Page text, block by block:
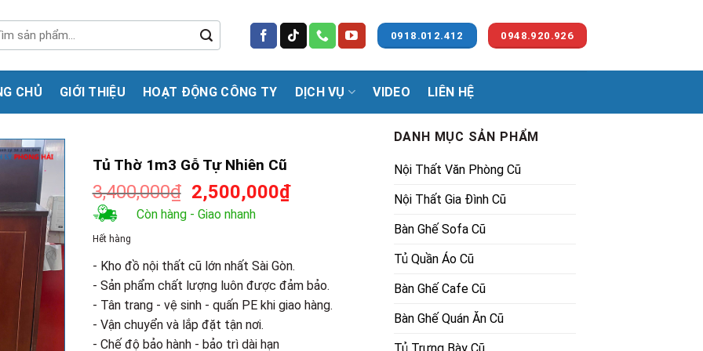
0918.012.412 0948.920.926
CHỦ GIỚI THIỆU HOẠT ĐỘNG CÔNG TY DỊCH VỤ VIDEO LIÊN HỆ
Tủ Thờ 1m3 Gỗ Tự Nhiên Cũ
3,400,000₫ Giá
gốc
2,500,000₫Giá
2,500,000₫.
Còn hàng - Giao nhanh
Hết hàng
- Kho đồ nội thất cũ lớn nhất Sài Gòn.
- Sản phẩm chất lượng luôn được đảm bảo.
- Tân trang - vệ sinh - quấn PE khi giao hàng.
- Vận chuyển và lắp đặt tận nơi.
- Chế độ bảo hành - bảo trì dài hạn
DANH MỤC SẢN PHẨM
Nội Thất Văn Phòng Cũ
Nội Thất Gia Đình Cũ
Bàn Ghế Sofa Cũ
Tủ Quần Áo Cũ
Bàn Ghế Cafe Cũ
Bàn Ghế Quán Ăn Cũ
Tủ Trưng Bày Cũ